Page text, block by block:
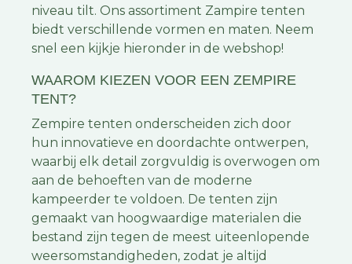
niveau tilt. Ons assortiment Zampire tenten
biedt verschillende vormen en maten. Neem
snel een kijkje hieronder in de webshop!
WAAROM KIEZEN VOOR EEN ZEMPIRE
TENT?
Zempire tenten onderscheiden zich door
hun innovatieve en doordachte ontwerpen,
waarbij elk detail zorgvuldig is overwogen om
aan de behoeften van de moderne
kampeerder te voldoen. De tenten zijn
gemaakt van hoogwaardige materialen die
bestand zijn tegen de meest uiteenlopende
weersomstandigheden, zodat je altijd